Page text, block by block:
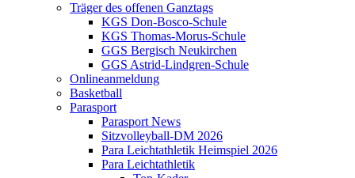
Träger des offenen Ganztags
KGS Don-Bosco-Schule
KGS Thomas-Morus-Schule
GGS Bergisch Neukirchen
GGS Astrid-Lindgren-Schule
Onlineanmeldung
Basketball
Parasport
Parasport News
Sitzvolleyball-DM 2026
Para Leichtathletik Heimspiel 2026
Para Leichtathletik